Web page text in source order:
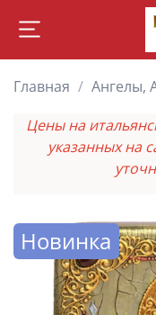
Главная Ангелы,
Цены на
указанных на
Новинка